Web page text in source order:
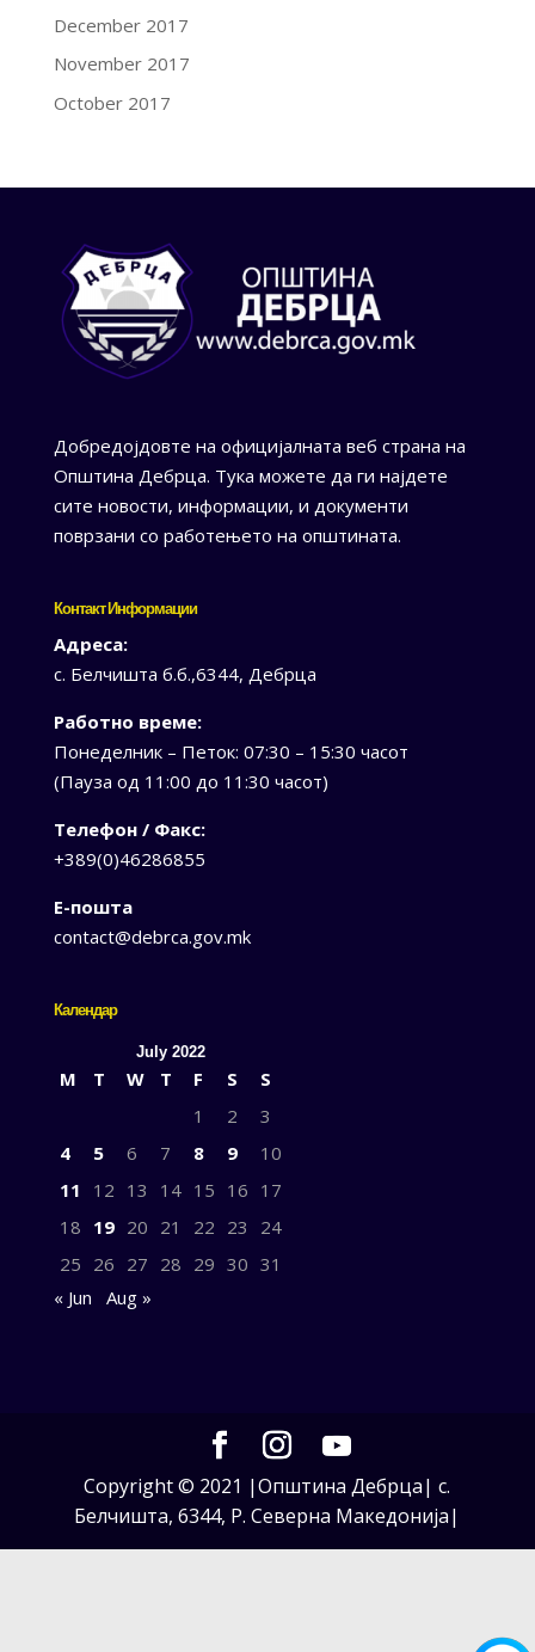
December 2017
November 2017
October 2017
Добредојдовте на официјалната веб страна на
Општина Дебрца. Тука можете да ги најдете
сите новости, информации, и документи
поврзани со работењето на општината.
Контакт Информации
Адреса:
с. Белчишта б.б.,6344, Дебрца
Работно време:
Понеделник – Петок: 07:30 – 15:30 часот
(Пауза од 11:00 до 11:30 часот)
Телефон / Факс:
+389(0)46286855
Е-пошта
contact@debrca.gov.mk
Календар
July 2022
M T W T F S
S
1
2
3
4
5 6 7 8 9
10
11
12 13 14 15 16 17
18 19 20 21 22 23
24
25 26 27 28 29 30 31
« Jun
Aug »
Copyright © 2021 |Општина Дебрца| с.
Белчишта, 6344, Р. Северна Македонија|